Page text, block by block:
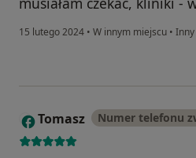
15 lutego 2024 • W innym miejscu • Inny
T Tomasz Numer telefonu